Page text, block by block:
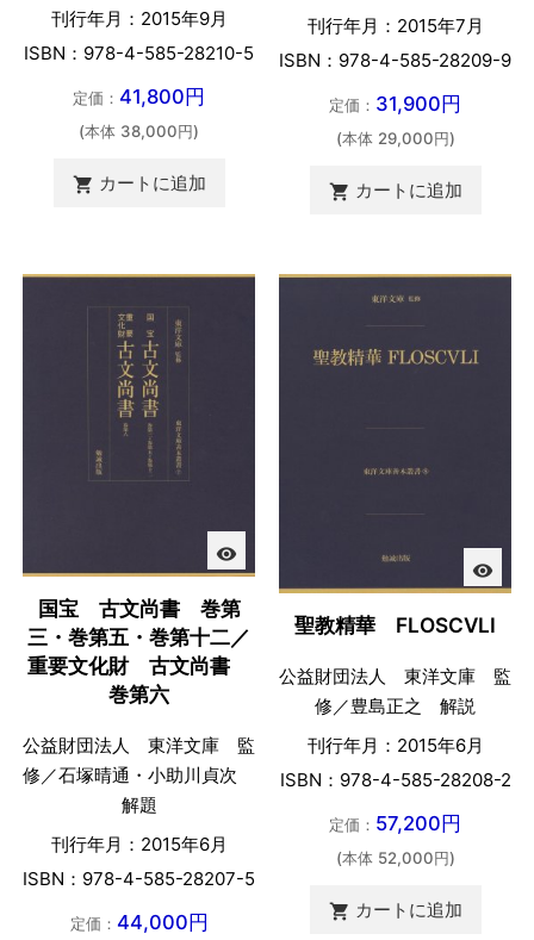
刊行年月：2015年9月
ISBN：978-4-585-28210-5
定価： 41,800円
(本体 38,000円)
 カートに追加
刊行年月：2015年7月
ISBN：978-4-585-28209-9
定価： 31,900円
(本体 29,000円)
 カートに追加
visibility
国宝 古文尚書 巻第
三・巻第五・巻第十二／
重要文化財 古文尚書
巻第六
公益財団法人 東洋文庫 監
修／石塚晴通・小助川貞次
解題
刊行年月：2015年6月
ISBN：978-4-585-28207-5
定価： 44,000円
visibility
聖教精華 FLOSCVLI
公益財団法人 東洋文庫 監
修／豊島正之 解説
刊行年月：2015年6月
ISBN：978-4-585-28208-2
定価： 57,200円
(本体 52,000円)
 カートに追加